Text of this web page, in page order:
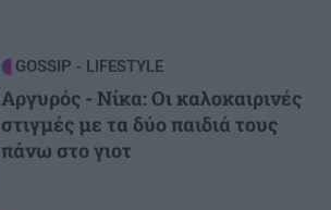
GOSSIP - LIFESTYLE
Αργυρός - Νίκα: Οι καλοκαιρινές
στιγμές με τα δύο παιδιά τους
πάνω στο γιοτ